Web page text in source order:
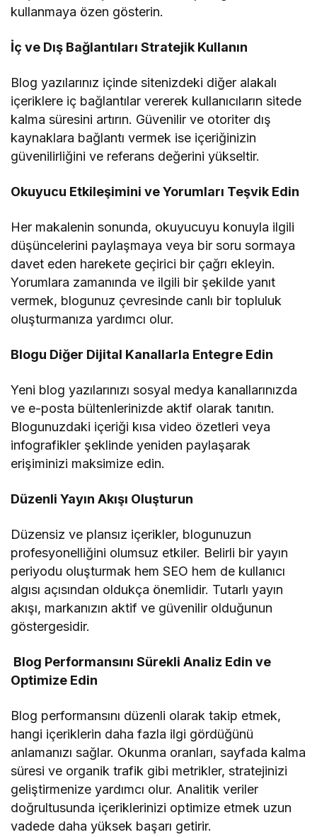
kullanmaya özen gösterin.
İç ve Dış Bağlantıları Stratejik Kullanın
Blog yazılarınız içinde sitenizdeki diğer alakalı
içeriklere iç bağlantılar vererek kullanıcıların sitede
kalma süresini artırın. Güvenilir ve otoriter dış
kaynaklara bağlantı vermek ise içeriğinizin
güvenilirliğini ve referans değerini yükseltir.
Okuyucu Etkileşimini ve Yorumları Teşvik Edin
Her makalenin sonunda, okuyucuyu konuyla ilgili
düşüncelerini paylaşmaya veya bir soru sormaya
davet eden harekete geçirici bir çağrı ekleyin.
Yorumlara zamanında ve ilgili bir şekilde yanıt
vermek, blogunuz çevresinde canlı bir topluluk
oluşturmanıza yardımcı olur.
Blogu Diğer Dijital Kanallarla Entegre Edin
Yeni blog yazılarınızı sosyal medya kanallarınızda
ve e-posta bültenlerinizde aktif olarak tanıtın.
Blogunuzdaki içeriği kısa video özetleri veya
infografikler şeklinde yeniden paylaşarak
erişiminizi maksimize edin.
Düzenli Yayın Akışı Oluşturun
Düzensiz ve plansız içerikler, blogunuzun
profesyonelliğini olumsuz etkiler. Belirli bir yayın
periyodu oluşturmak hem SEO hem de kullanıcı
algısı açısından oldukça önemlidir. Tutarlı yayın
akışı, markanızın aktif ve güvenilir olduğunun
göstergesidir.
Blog Performansını Sürekli Analiz Edin ve
Optimize Edin
Blog performansını düzenli olarak takip etmek,
hangi içeriklerin daha fazla ilgi gördüğünü
anlamanızı sağlar. Okunma oranları, sayfada kalma
süresi ve organik trafik gibi metrikler, stratejinizi
geliştirmenize yardımcı olur. Analitik veriler
doğrultusunda içeriklerinizi optimize etmek uzun
vadede daha yüksek başarı getirir.